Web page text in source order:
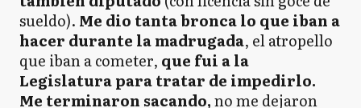
sueldo). Me dio tanta bronca lo que iban a
hacer durante la madrugada, el atropello
que iban a cometer, que fui a la
Legislatura para tratar de impedirlo.
Me terminaron sacando,no me dejaron